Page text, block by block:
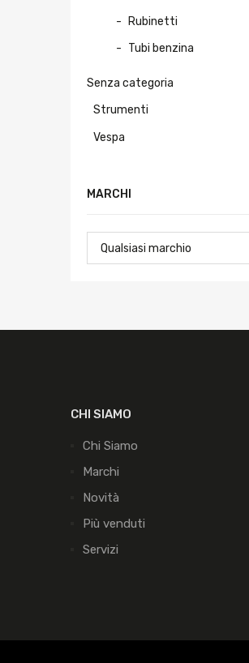
Rubinetti
Tubi benzina
Senza categoria
Strumenti
Vespa
MARCHI
CHI SIAMO
Chi Siamo
Marchi
Novità
Più venduti
Servizi